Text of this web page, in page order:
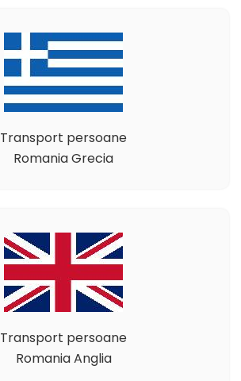
Transport persoane
Romania Grecia
Transport persoane
Romania Anglia